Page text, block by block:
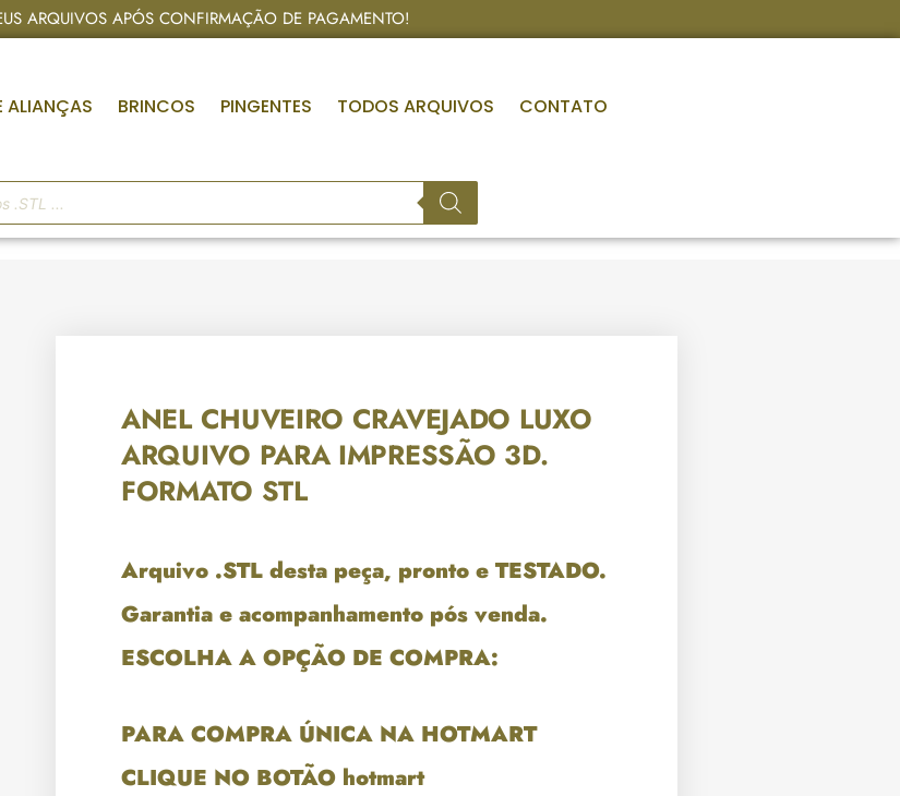
ARQUIVOS APÓS CONFIRMAÇÃO DE PAGAMENTO!
ALIANÇAS BRINCOS PINGENTES TODOS ARQUIVOS CONTATO
ANEL CHUVEIRO CRAVEJADO LUXO
ARQUIVO PARA IMPRESSÃO 3D.
FORMATO STL
Arquivo .STL desta peça, pronto e TESTADO.
Garantia e acompanhamento pós venda.
ESCOLHA A OPÇÃO DE COMPRA:
PARA COMPRA ÚNICA NA HOTMART
CLIQUE NO BOTÃO hotmart